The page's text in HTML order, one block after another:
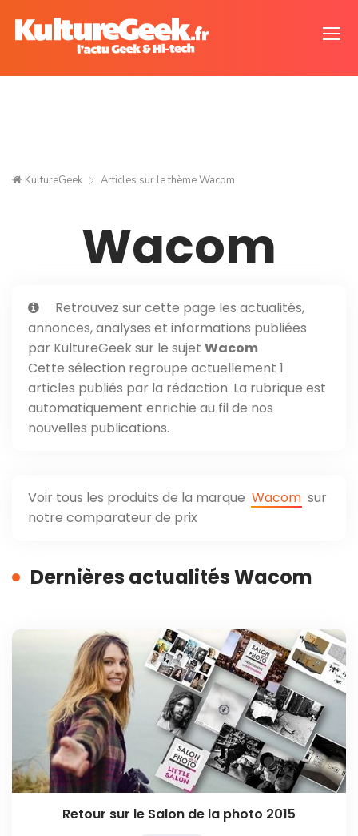
KultureGeek Articles sur le thèmeWacom
Wacom
Retrouvez sur cette page les actualités,
annonces, analyses et informations publiées
par KultureGeek sur le sujet Wacom
Cette sélection regroupe actuellement 1
articles publiés par la rédaction. La rubrique est
automatiquement enrichie au fil de nos
nouvelles publications.
Voir tous les produits de la marque Wacom sur
notre comparateur de prix
Dernières actualités Wacom
Retour sur le Salon de la photo 2015